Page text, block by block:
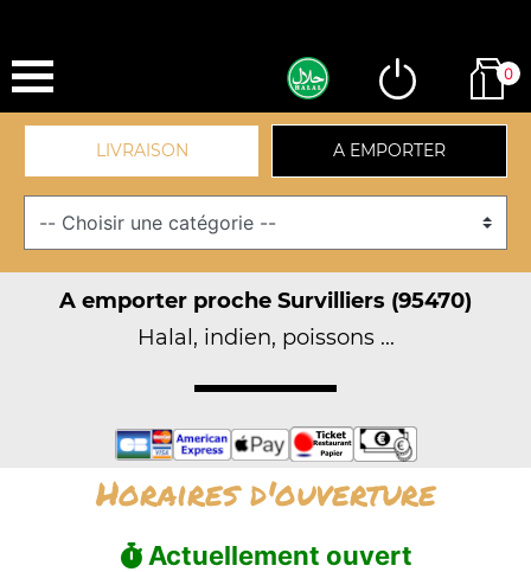
0
LIVRAISON A EMPORTER
A emporter proche Survilliers (95470)
Halal, indien, poissons ...
Horaires d'ouverture
Actuellement ouvert